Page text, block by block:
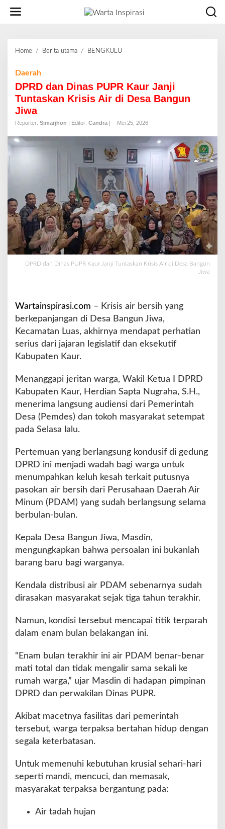
Home / Berita utama / BENGKULU
d
a
D
P
U
P
R
K
a
u
r
J
a
n
t
a
n
K
r
A
i
i
D
a
a
n
u
w
a
Daerah
DPRD dan Dinas PUPR Kaur Janji
Tuntaskan Krisis Air di Desa Bangun
Jiwa
Reporter: Simarjhon | Editor: Candra | Mei 25, 2026
DPRD dan Dinas PUPR Kaur Janji Tuntaskan Krisis Air di Desa Bangun
Jiwa
Wartainspirasi.com – Krisis air bersih yang
berkepanjangan di Desa Bangun Jiwa,
Kecamatan Luas, akhirnya mendapat perhatian
serius dari jajaran legislatif dan eksekutif
Kabupaten Kaur.
Menanggapi jeritan warga, Wakil Ketua I DPRD
Kabupaten Kaur, Herdian Sapta Nugraha, S.H.,
menerima langsung audiensi dari Pemerintah
Desa (Pemdes) dan tokoh masyarakat setempat
pada Selasa lalu.
Pertemuan yang berlangsung kondusif di gedung
DPRD ini menjadi wadah bagi warga untuk
menumpahkan keluh kesah terkait putusnya
pasokan air bersih dari Perusahaan Daerah Air
Minum (PDAM) yang sudah berlangsung selama
berbulan-bulan.
Kepala Desa Bangun Jiwa, Masdin,
mengungkapkan bahwa persoalan ini bukanlah
barang baru bagi warganya.
Kendala distribusi air PDAM sebenarnya sudah
dirasakan masyarakat sejak tiga tahun terakhir.
Namun, kondisi tersebut mencapai titik terparah
dalam enam bulan belakangan ini.
“Enam bulan terakhir ini air PDAM benar-benar
mati total dan tidak mengalir sama sekali ke
rumah warga,” ujar Masdin di hadapan pimpinan
DPRD dan perwakilan Dinas PUPR.
Akibat macetnya fasilitas dari pemerintah
tersebut, warga terpaksa bertahan hidup dengan
segala keterbatasan.
Untuk memenuhi kebutuhan krusial sehari-hari
seperti mandi, mencuci, dan memasak,
masyarakat terpaksa bergantung pada:
Air tadah hujan